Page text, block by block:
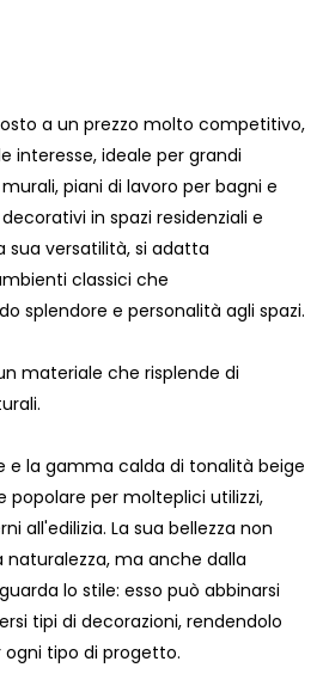
a un prezzo molto competitivo,
interesse, ideale per grandi
piani di lavoro per bagni e
in ​​spazi residenziali e
sua versatilità, si adatta
classici che
splendore e personalità agli spazi.
materiale che risplende di
e la gamma calda di tonalità beige
popolare per molteplici utilizzi,
all'edilizia. La sua bellezza non
ma anche dalla
lo stile: esso può abbinarsi
tipi di decorazioni, rendendolo
tipo di progetto.